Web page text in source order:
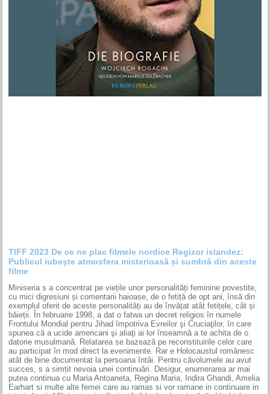
TIFF 2023 De ce ne plac filmele nordice Regizor islandez:
Publicul iubește atmosfera misterioasă și sumbră din aceste
filme
Miniseria s a concentrat pe viețile unor personalități feminine povestite,
cu mici digresiuni și comentarii haioase, de o fetiță de opt ani, însă din
exemplul oferit de aceste personalități au de învățat atât fetițele, cât și
băieții. În februarie 1998, a dat o fatwa un decret religios în numele
Frontului Mondial pentru Jihad împotriva Evreilor şi Cruciaţilor, în care
spunea că a ucide americani şi aliaţi ai lor înseamnă a te achita de o
datorie musulmană. Relatarea se bazează pe reconstituirile celor care
au participat în mod direct la evenimente. Rar e Holocaustul românesc
atât de bine documentat la persoana întâi. Pentru căvolumele au avut
succes, s a simțit nevoia unei continuări. Desigur, enumerarea ar mai
putea continua cu Maria Antoaneta, Regina Maria, Indira Ghandi, Amelia
Earhart si multe alte femei care au ramas si vor ramane in continuare in